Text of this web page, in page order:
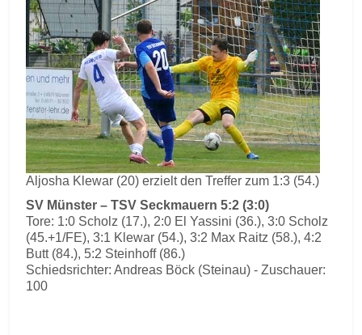
Aljosha Klewar (20) erzielt den Treffer zum 1:3 (54.)
SV Münster – TSV Seckmauern 5:2 (3:0)
Tore: 1:0 Scholz (17.), 2:0 El Yassini (36.), 3:0 Scholz
(45.+1/FE), 3:1 Klewar (54.), 3:2 Max Raitz (58.), 4:2
Butt (84.), 5:2 Steinhoff (86.)
Schiedsrichter: Andreas Böck (Steinau) - Zuschauer:
100